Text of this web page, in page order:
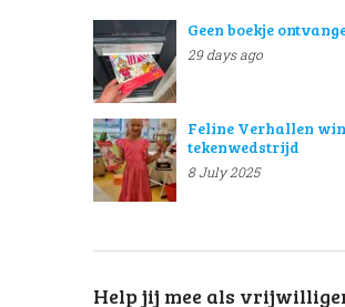
Geen boekje
29 days ago
Feline Verhallen
tekenwedstrijd
8 July 2025
Help jij mee als